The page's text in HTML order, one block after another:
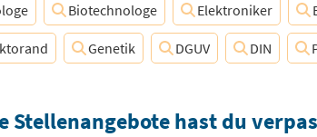
Biotechnologe Elektroniker
Genetik DGUV DIN
Stellenangebote hast du